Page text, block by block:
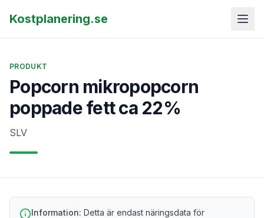
Kostplanering.se
PRODUKT
Popcorn mikropopcorn
poppade fett ca 22%
SLV
Information: Detta är endast näringsdata för